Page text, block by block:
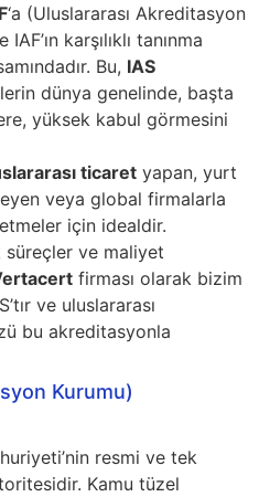
‘a (Uluslararası Akreditasyon
karşılıklı tanınma
Bu, IAS
dünya genelinde, başta
yüksek kabul görmesini
ticaret yapan, yurt
veya global firmalarla
için idealdir.
süreçler ve maliyet
firması olarak bizim
ve uluslararası
bu akreditasyonla
Kurumu)
resmi ve tek
Kamu tüzel